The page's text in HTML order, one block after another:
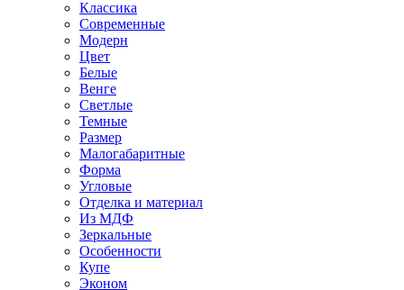
Классика
Современные
Модерн
Цвет
Белые
Венге
Светлые
Темные
Размер
Малогабаритные
Форма
Угловые
Отделка и материал
Из МДФ
Зеркальные
Особенности
Купе
Эконом